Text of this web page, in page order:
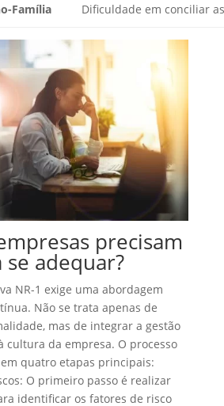
Família Dificuldade em conciliar
precisam
adequar?
NR-1 exige uma abordagem
Não se trata apenas de
mas de integrar a gestão
cultura da empresa. O processo
quatro etapas principais:
O primeiro passo é realizar
identificar os fatores de risco